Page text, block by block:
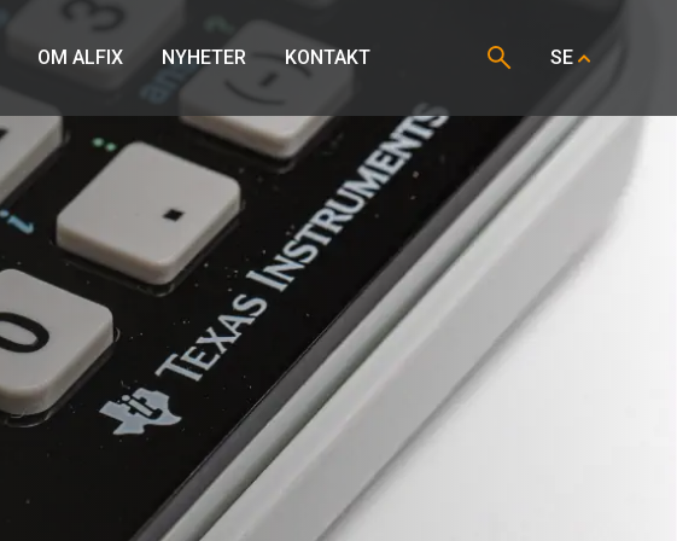
OM ALFIX NYHETER KONTAKT SE